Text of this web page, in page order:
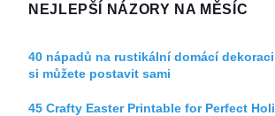
NEJLEPŠÍ NÁZORY NA MĚSÍC
40 nápadů na rustikální domácí
si můžete postavit sami
45 Crafty Easter Printable for Perfect